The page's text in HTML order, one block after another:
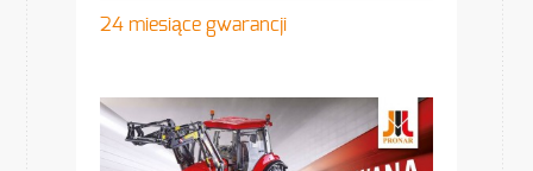
24 miesiące gwarancji